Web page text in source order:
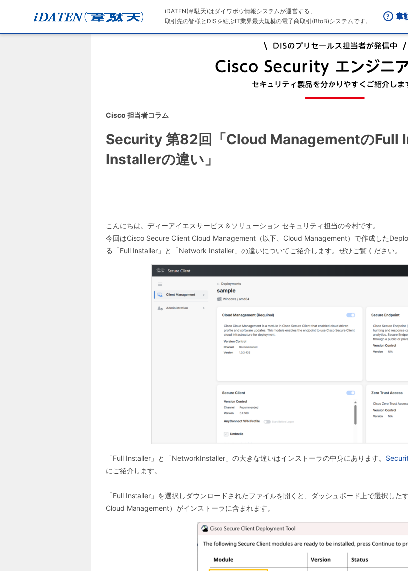
iDATEN(韋駄天)はダイワボウ情報システムが運営する、
取引先の皆様とDISを結ぶIT業界最大規模の電子商取引(BtoB)システムです。
韋
Cisco 担当者コラム
Security 第82回「Cloud ManagementのFull
Installerの違い」
こんにちは。ディーアイエスサービス＆ソリューション セキュリティ担当の今村です。
今回はCisco Secure Client Cloud Management（以下、Cloud Management）で作成した
る「Full Installer」と「Network Installer」の違いについてご紹介します。ぜひご覧ください。
「Full Installer」と「NetworkInstaller」の大きな違いはインストーラの中身にあります。
にご紹介します。
「Full Installer」を選択しダウンロードされたファイルを開くと、ダッシュボード上で選択し
Cloud Management）がインストーラに含まれます。